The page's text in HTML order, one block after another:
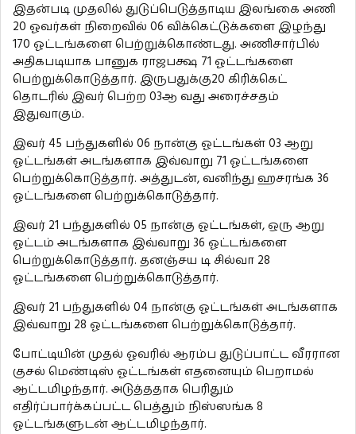
இதன்படி முதலில் துடுப்பெடுத்தாடிய இலங்கை அணி
20 ஓவர்கள் நிறைவில் 06 விக்கெட்டுக்களை இழந்து
170 ஓட்டங்களை பெற்றுக்கொண்டது. அணிசார்பில்
அதிகபடியாக பானுக ராஜபக்ஷ 71 ஓட்டங்களை
பெற்றுக்கொடுத்தார். இருபதுக்கு20 கிரிக்கெட்
தொடரில் இவர் பெற்ற 03ஆ வது அரைச்சதம்
இதுவாகும்.
இவர் 45 பந்துகளில் 06 நான்கு ஓட்டங்கள் 03 ஆறு
ஓட்டங்கள் அடங்களாக இவ்வாறு 71 ஓட்டங்களை
பெற்றுக்கொடுத்தார். அத்துடன், வனிந்து ஹசரங்க 36
ஓட்டங்களை பெற்றுக்கொடுத்தார்.
இவர் 21 பந்துகளில் 05 நான்கு ஓட்டங்கள், ஒரு ஆறு
ஓட்டம் அடங்களாக இவ்வாறு 36 ஓட்டங்களை
பெற்றுக்கொடுத்தார். தனஞ்சய டி சில்வா 28
ஓட்டங்களை பெற்றுக்கொடுத்தார்.
இவர் 21 பந்துகளில் 04 நான்கு ஓட்டங்கள் அடங்களாக
இவ்வாறு 28 ஓட்டங்களை பெற்றுக்கொடுத்தார்.
போட்டியின் முதல் ஓவரில் ஆரம்ப துடுப்பாட்ட வீரரான
குசல் மெண்டிஸ் ஓட்டங்கள் எதனையும் பெறாமல்
ஆட்டமிழந்தார். அடுத்ததாக பெரிதும்
எதிர்ப்பார்க்கப்பட்ட பெத்தும் நிஸ்ஸங்க 8
ஓட்டங்களுடன் ஆட்டமிழந்தார்.